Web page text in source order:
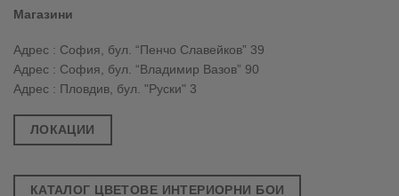
Магазини
Адрес : София, бул. “Пенчо Славейков” 39
Адрес : София, бул. “Владимир Вазов” 90
Адрес : Пловдив, бул. "Руски" 3
ЛОКАЦИИ
КАТАЛОГ ЦВЕТОВЕ ИНТЕРИОРНИ БОИ